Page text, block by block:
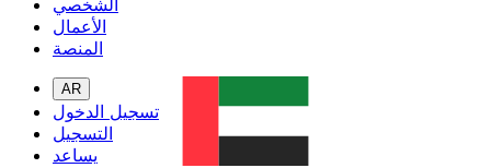
الشخصي
الأعمال
المنصة
AR
تسجيل الدخول
التسجيل
يساعد